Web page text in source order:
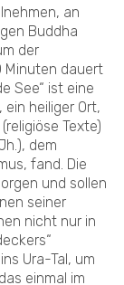
an
Buddha
der
Minuten dauert
See“ ist eine
heiliger Ort,
Texte)
dem
fand. Die
und sollen
seiner
nicht nur in
Ura-Tal, um
einmal im